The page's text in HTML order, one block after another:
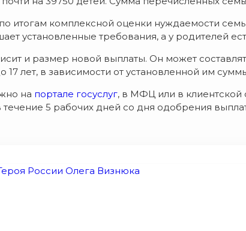
итогам комплексной оценки нуждаемости
установленные требования, а у родителей
и размер новой выплаты. Он может
лет, в зависимости от установленной им
на портале госуслуг, в МФЦ или в клиентской
течение 5 рабочих дней со дня одобрения